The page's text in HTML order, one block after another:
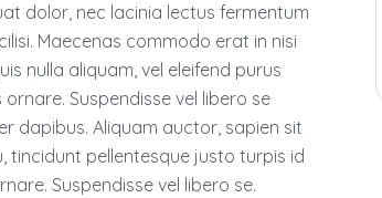
dolor, nec lacinia lectus fermentum
Maecenas commodo erat in nisi
nulla aliquam, vel eleifend purus
Suspendisse vel libero se
dapibus. Aliquam auctor, sapien sit
tincidunt pellentesque justo turpis id
Suspendisse vel libero se.